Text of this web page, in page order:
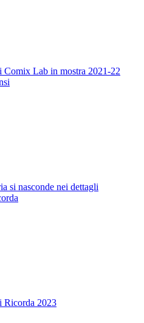
Comix Lab in mostra 2021-22
si nasconde nei dettagli
Ricorda 2023